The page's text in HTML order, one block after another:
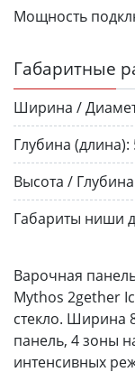
Мощность
Габаритные
Ширина /
Глубина (длина):
Высота /
Габариты ниши
Варочная
Mythos 2gether
стекло. Ширина
панель, 4 зоны
интенсивных